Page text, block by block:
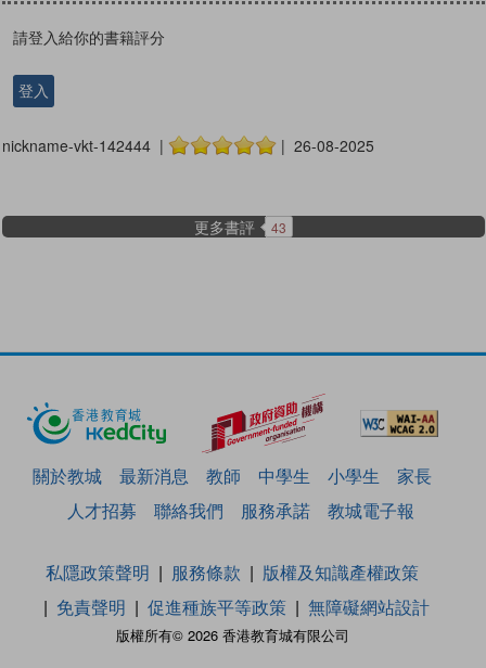
請登入給你的書籍評分
登入
nickname-vkt-142444 | | 26-08-2025
更多書評 43
關於教城 最新消息 教師 中學生 小學生
家長
人才招募
聯絡我們 服務承諾 教城電子報
版權所有© 2026 香港教育城有限公司
私隱政策聲明 服務條款
版權及知識產權政策
免責聲明
促進種族平等政策 無障礙網站設計